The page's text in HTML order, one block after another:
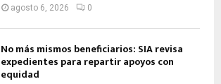
agosto 6, 2026 0
No más mismos beneficiarios: SIA revisa
expedientes para repartir apoyos con
equidad